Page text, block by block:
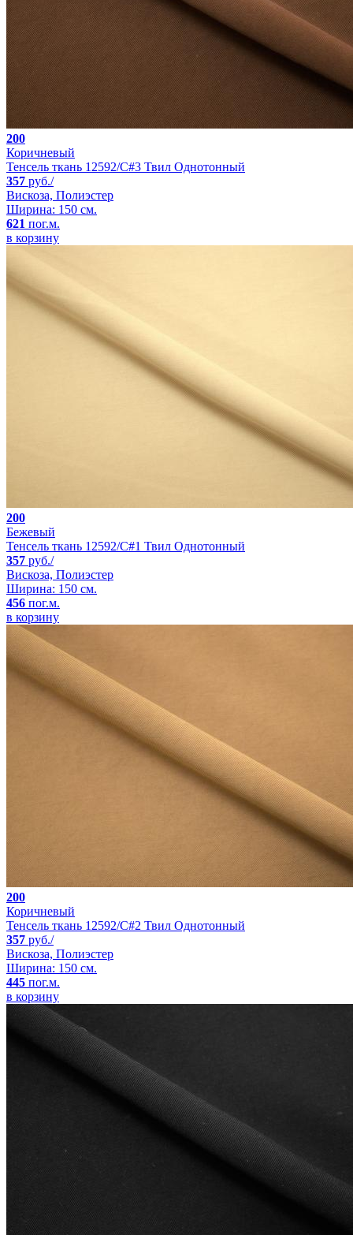
200
Коричневый
Тенсель ткань 12592/C#3 Твил Однотонный
357 руб./
Вискоза, Полиэстер
Ширина: 150 см.
621 пог.м.
в корзину
200
Бежевый
Тенсель ткань 12592/C#1 Твил Однотонный
357 руб./
Вискоза, Полиэстер
Ширина: 150 см.
456 пог.м.
в корзину
200
Коричневый
Тенсель ткань 12592/C#2 Твил Однотонный
357 руб./
Вискоза, Полиэстер
Ширина: 150 см.
445 пог.м.
в корзину